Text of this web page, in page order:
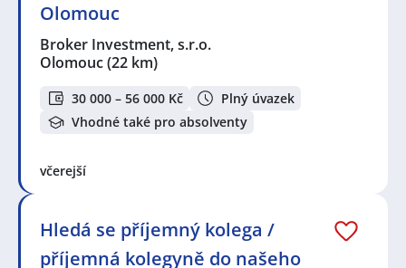
Olomouc
Broker Investment, s.r.o.
Olomouc(22 km)
30 000 – 56 000 Kč
Plný úvazek
Vhodné také pro absolventy
včerejší
Hledá se příjemný kolega /
příjemná kolegyně do našeho